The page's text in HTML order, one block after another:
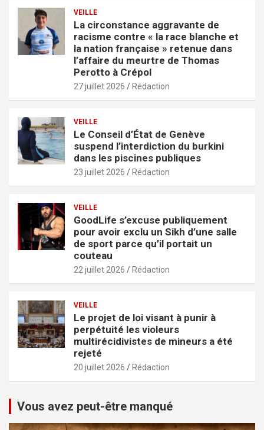
VEILLE
La circonstance aggravante de
racisme contre « la race blanche et
la nation française » retenue dans
l’affaire du meurtre de Thomas
Perotto à Crépol
27 juillet 2026 Rédaction
VEILLE
Le Conseil d’État de Genève
suspend l’interdiction du burkini
dans les piscines publiques
23 juillet 2026 Rédaction
VEILLE
GoodLife s’excuse publiquement
pour avoir exclu un Sikh d’une salle
de sport parce qu’il portait un
couteau
22 juillet 2026 Rédaction
VEILLE
Le projet de loi visant à punir à
perpétuité les violeurs
multirécidivistes de mineurs a été
rejeté
20 juillet 2026 Rédaction
Vous avez peut-être manqué